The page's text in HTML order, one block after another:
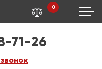
71-26
0